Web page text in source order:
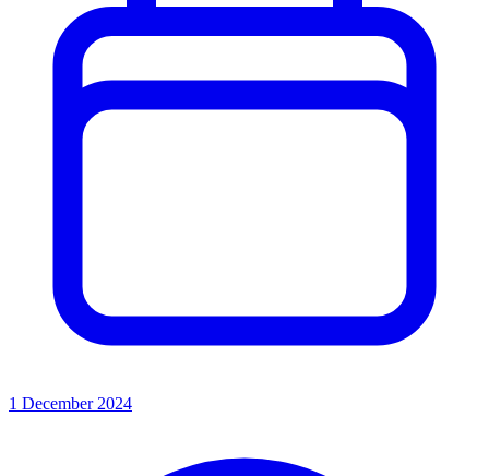
1 December 2024